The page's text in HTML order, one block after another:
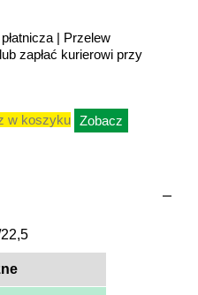
| Przelew
zapłać kurierowi przy
w koszyku Zobacz